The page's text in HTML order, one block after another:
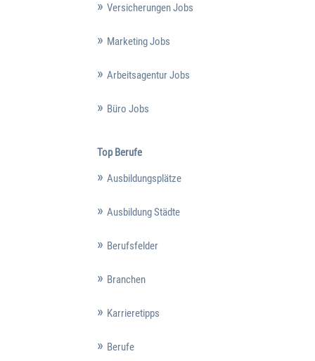
Versicherungen Jobs
Marketing Jobs
Arbeitsagentur Jobs
Büro Jobs
Top Berufe
Ausbildungsplätze
Ausbildung Städte
Berufsfelder
Branchen
Karrieretipps
Berufe